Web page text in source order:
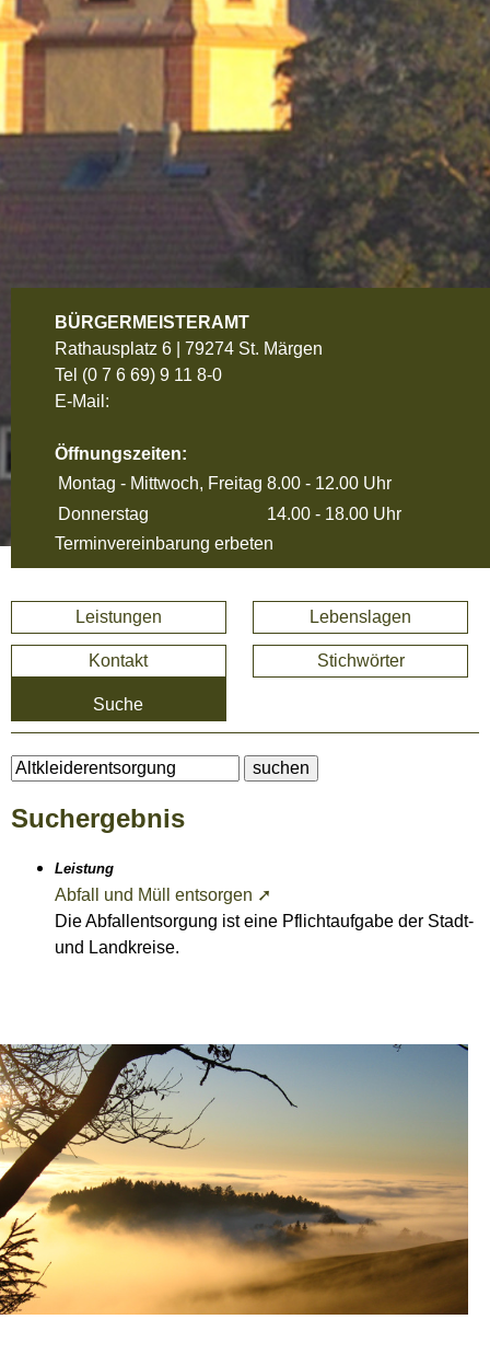
BÜRGERMEISTERAMT
Rathausplatz 6 | 79274 St. Märgen
Tel (0 7 6 69) 9 11 8-0
E-Mail:
Öffnungszeiten:
Montag - Mittwoch, Freitag 8.00 - 12.00 Uhr
Donnerstag
14.00 - 18.00 Uhr
Terminvereinbarung erbeten
Leistungen Lebenslagen
Kontakt Stichwörter
Suche
Suchergebnis
Leistung
Abfall und Müll entsorgen ➚
Die Abfallentsorgung ist eine Pflichtaufgabe der Stadt-
und Landkreise.